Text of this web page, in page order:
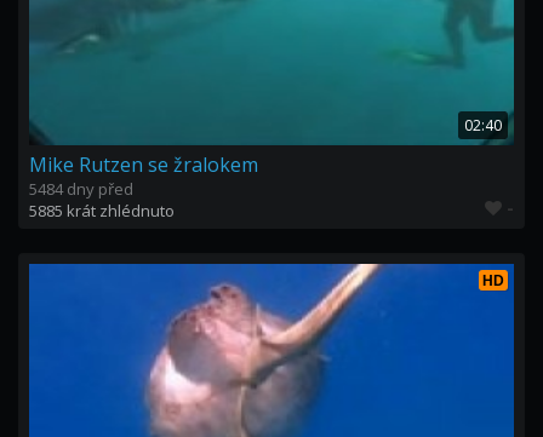
02:40
Mike Rutzen se žralokem
5484 dny před
5885 krát zhlédnuto
-
HD